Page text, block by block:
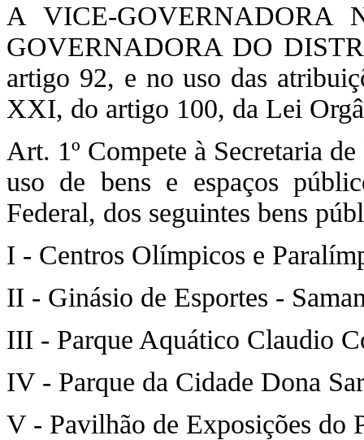
A VICE-GOVERNADORA
GOVERNADORA DO
artigo 92, e no uso das
XXI, do artigo 100, da Lei
Art. 1º Compete à Secretaria
uso de bens e espaços
Federal, dos seguintes bens
I - Centros Olímpicos e
II - Ginásio de Esportes -
III - Parque Aquático Claudio
IV - Parque da Cidade Dona
V - Pavilhão de Exposições do